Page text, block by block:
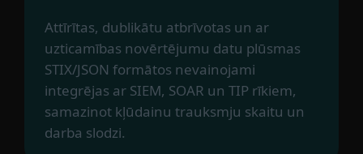
Attīrītas, dublikātu atbrīvotas un ar
uzticamības novērtējumu datu plūsmas
STIX/JSON formātos nevainojami
integrējas ar SIEM, SOAR un TIP rīkiem,
samazinot kļūdainu trauksmju skaitu un
darba slodzi.